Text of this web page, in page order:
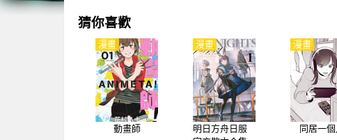
猜你喜歡
動畫師
漫畫
明日方舟日服
漫畫
同居一個
漫畫